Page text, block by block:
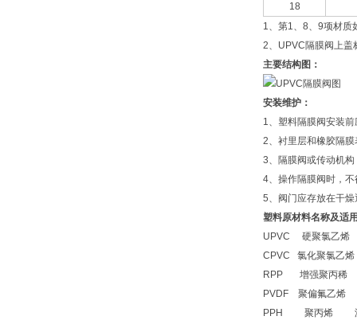
18
1、第1、8、9项材质
2、UPVC隔膜阀上盖
主要结构图：
安装维护：
1、塑料隔膜阀安装
2、衬里层和橡胶隔
3、隔膜阀或传动机
4、操作隔膜阀时，
5、阀门应存放在干
塑料原材料名称及适
UPVC 硬聚氯乙烯
CPVC 氯化聚氯乙
RPP 增强聚丙稀
PVDF 聚偏氟乙烯
PPH 聚丙烯 温